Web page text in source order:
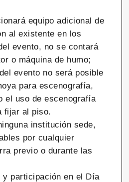
equipo adicional de
al existente en los
evento, no se contará
o máquina de humo;
evento no será posible
para escenografía,
el uso de escenografía
fijar al piso.
institución sede,
por cualquier
previo o durante las
y participación en el Día